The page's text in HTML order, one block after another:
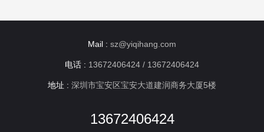
Mail : sz@yiqihang.com
电话 : 13672406424 / 13672406424
地址 : 深圳市宝安区宝安大道建润商务大厦5楼
13672406424